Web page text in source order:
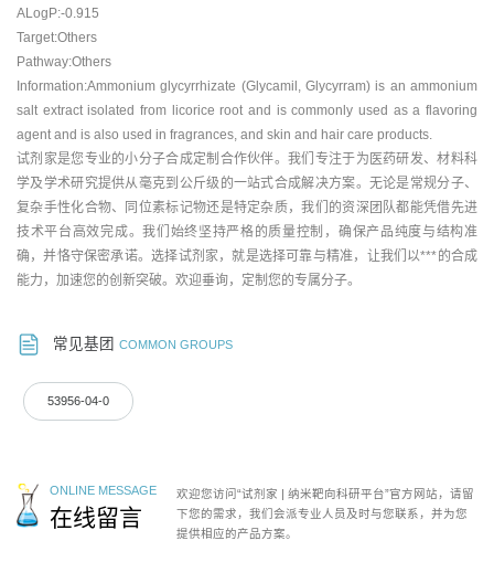
ALogP:-0.915
Target:Others
Pathway:Others
Information:Ammonium glycyrrhizate (Glycamil, Glycyrram) is an ammonium
salt extract isolated from licorice root and is commonly used as a flavoring
agent and is also used in fragrances, and skin and hair care products.
试剂家是您专业的小分子合成定制合作伙伴。我们专注于为医药研发、材料科
学及学术研究提供从毫克到公斤级的一站式合成解决方案。无论是常规分子、
复杂手性化合物、同位素标记物还是特定杂质，我们的资深团队都能凭借先进
技术平台高效完成。我们始终坚持严格的质量控制，确保产品纯度与结构准
确，并恪守保密承诺。选择试剂家，就是选择可靠与精准，让我们以***的合成
能力，加速您的创新突破。欢迎垂询，定制您的专属分子。
常见基团 COMMON GROUPS
53956-04-0
ONLINE MESSAGE
在线留言
欢迎您访问“试剂家 | 纳米靶向科研平台”官方网站，请留
下您的需求，我们会派专业人员及时与您联系，并为您
提供相应的产品方案。